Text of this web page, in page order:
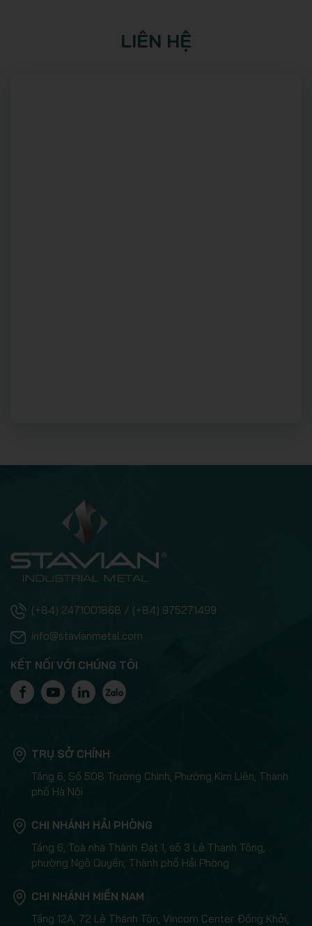
LIÊN HỆ
(+84) 2471001868 / (+84) 975271499
info@stavianmetal.com
KẾT NỐI VỚI CHÚNG TÔI
TRỤ SỞ CHÍNH
Tầng 6, Số 508 Trường Chinh, Phường Kim Liên, Thành
phố Hà Nội
CHI NHÁNH HẢI PHÒNG
Tầng 6, Toà nhà Thành Đạt 1, số 3 Lê Thành Tông,
phường Ngô Quyền, Thành phố Hải Phòng
CHI NHÁNH MIỀN NAM
Tầng 12A, 72 Lê Thánh Tôn, Vincom Center Đồng Khởi,